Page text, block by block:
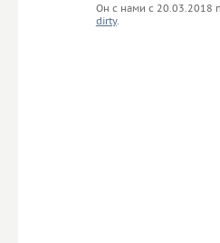
Он с нами с 20.03.2018
dirty.